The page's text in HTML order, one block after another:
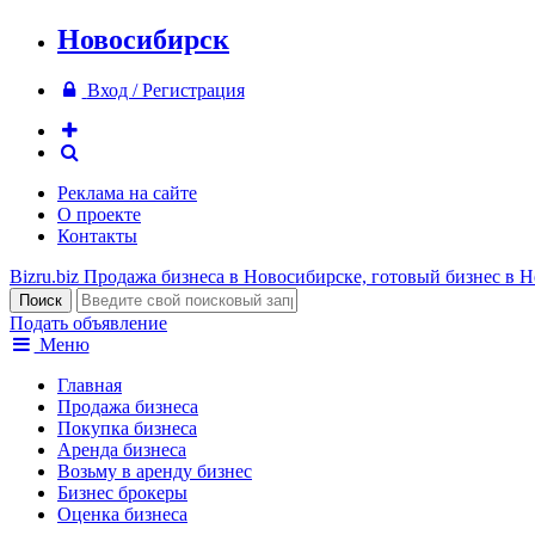
Новосибирск
Вход / Регистрация
Реклама на сайте
О проекте
Контакты
Bizru.biz Продажа бизнеса в Новосибирске, готовый бизнес в
Подать объявление
Меню
Главная
Продажа бизнеса
Покупка бизнеса
Аренда бизнеса
Возьму в аренду бизнес
Бизнес брокеры
Оценка бизнеса